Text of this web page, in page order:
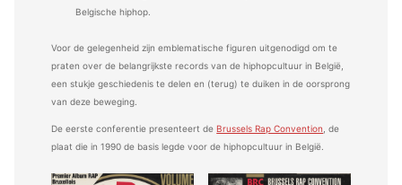
Belgische hiphop.
Voor de gelegenheid zijn emblematische figuren uitgenodigd om te
praten over de belangrijkste records van de hiphopcultuur in België,
een stukje geschiedenis te delen en (terug) te duiken in de oorsprong
van deze beweging.
De eerste conferentie presenteert deBrussels Rap Convention , de
plaat die in 1990 de basis legde voor de hiphopcultuur in België.